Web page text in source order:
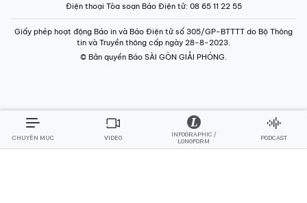
Điện thoại Tòa soạn Báo Điện tử: 08 65 11 22 55
Giấy phép hoạt động Báo in và Báo Điện tử số 305/GP-BTTTT do Bộ Thông
tin và Truyền thông cấp ngày 28-8-2023.
© Bản quyền Báo SÀI GÒN GIẢI PHÓNG.
CHUYÊN MỤC VIDEO
INFOGRAPHIC /
LONGFORM
PODCAST